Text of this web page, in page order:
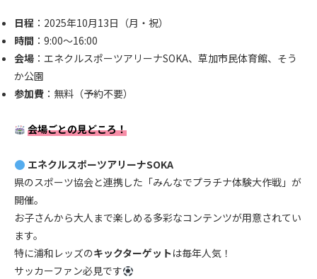
日程 ：2025年10月13日（月・祝）
時間 ：9:00〜16:00
会場 ：エネクルスポーツアリーナSOKA、草加市民体育館、そう
か公園
参加費 ：無料（予約不要）
会場ごとの見どころ！
エネクルスポーツアリーナSOKA
県のスポーツ協会と連携した「みんなでプラチナ体験大作戦」が
開催。
お子さんから大人まで楽しめる多彩なコンテンツが用意されてい
ます。
特に浦和レッズのキックターゲットは毎年人気！
サッカーファン必見です